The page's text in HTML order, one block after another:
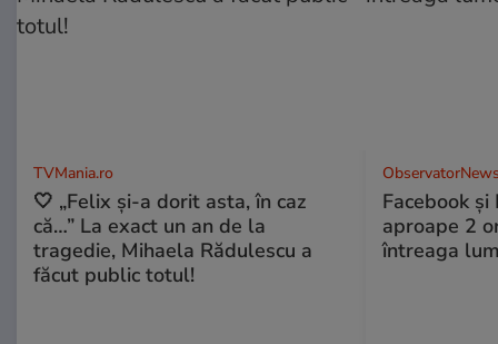
TVMania.ro
🤍 „Felix și-a dorit asta, în caz
că…” La exact un an de la
tragedie, Mihaela Rădulescu a
făcut public totul!
Facebook
aproape 2
întreaga